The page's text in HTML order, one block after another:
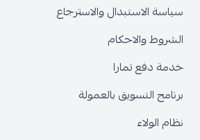
سياسة الاستبدال والاسترجاع
الشروط والاحكام
خدمة دفع تمارا
برنامج التسويق بالعمولة
نظام الولاء